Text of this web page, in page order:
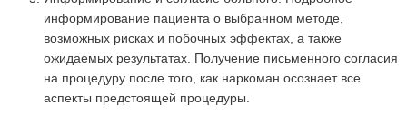
информирование пациента о выбранном методе,
возможных рисках и побочных эффектах, а также
ожидаемых результатах. Получение письменного согласия
на процедуру после того, как наркоман осознает все
аспекты предстоящей процедуры.